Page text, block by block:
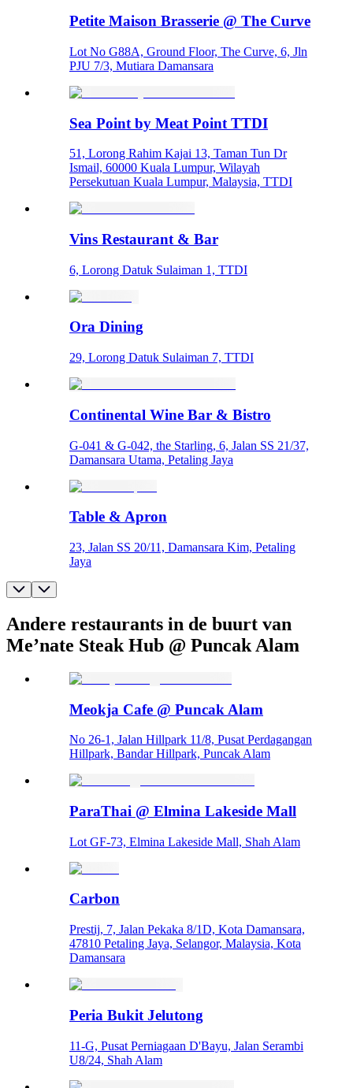
Petite Maison Brasserie @ The Curve
Lot No G88A, Ground Floor, The Curve, 6, Jln
PJU 7/3, Mutiara Damansara
Sea Point by Meat Point TTDI
51, Lorong Rahim Kajai 13, Taman Tun Dr
Ismail, 60000 Kuala Lumpur, Wilayah
Persekutuan Kuala Lumpur, Malaysia, TTDI
Vins Restaurant & Bar
6, Lorong Datuk Sulaiman 1, TTDI
Ora Dining
29, Lorong Datuk Sulaiman 7, TTDI
Continental Wine Bar & Bistro
G-041 & G-042, the Starling, 6, Jalan SS 21/37,
Damansara Utama, Petaling Jaya
Table & Apron
23, Jalan SS 20/11, Damansara Kim, Petaling
Jaya
Andere restaurants in de buurt van
Me’nate Steak Hub @ Puncak Alam
Meokja Cafe @ Puncak Alam
No 26-1, Jalan Hillpark 11/8, Pusat Perdagangan
Hillpark, Bandar Hillpark, Puncak Alam
ParaThai @ Elmina Lakeside Mall
Lot GF-73, Elmina Lakeside Mall, Shah Alam
Carbon
Prestij, 7, Jalan Pekaka 8/1D, Kota Damansara,
47810 Petaling Jaya, Selangor, Malaysia, Kota
Damansara
Peria Bukit Jelutong
11-G, Pusat Perniagaan D'Bayu, Jalan Serambi
U8/24, Shah Alam